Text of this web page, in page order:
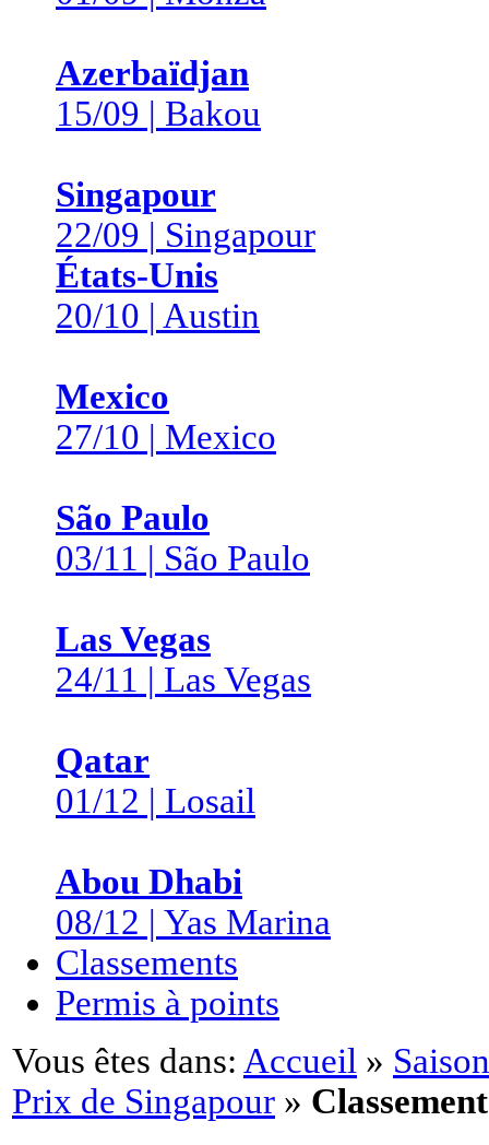
Azerbaïdjan
15/09 | Bakou
Singapour
22/09 | Singapour
États-Unis
20/10 | Austin
Mexico
27/10 | Mexico
São Paulo
03/11 | São Paulo
Las Vegas
24/11 | Las Vegas
Qatar
01/12 | Losail
Abou Dhabi
08/12 | Yas Marina
Classements
Permis à points
Vous êtes dans: Accueil »
Prix de Singapour » Classement